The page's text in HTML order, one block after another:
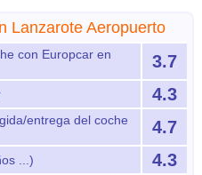
Lanzarote Aeropuerto
con Europcar en
3.7
4.3
entrega del coche
4.7
...) 4.3